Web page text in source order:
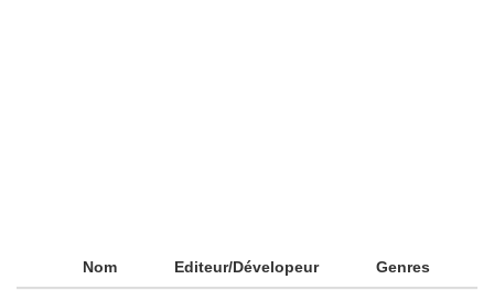
Nom Editeur/Dévelopeur Genres